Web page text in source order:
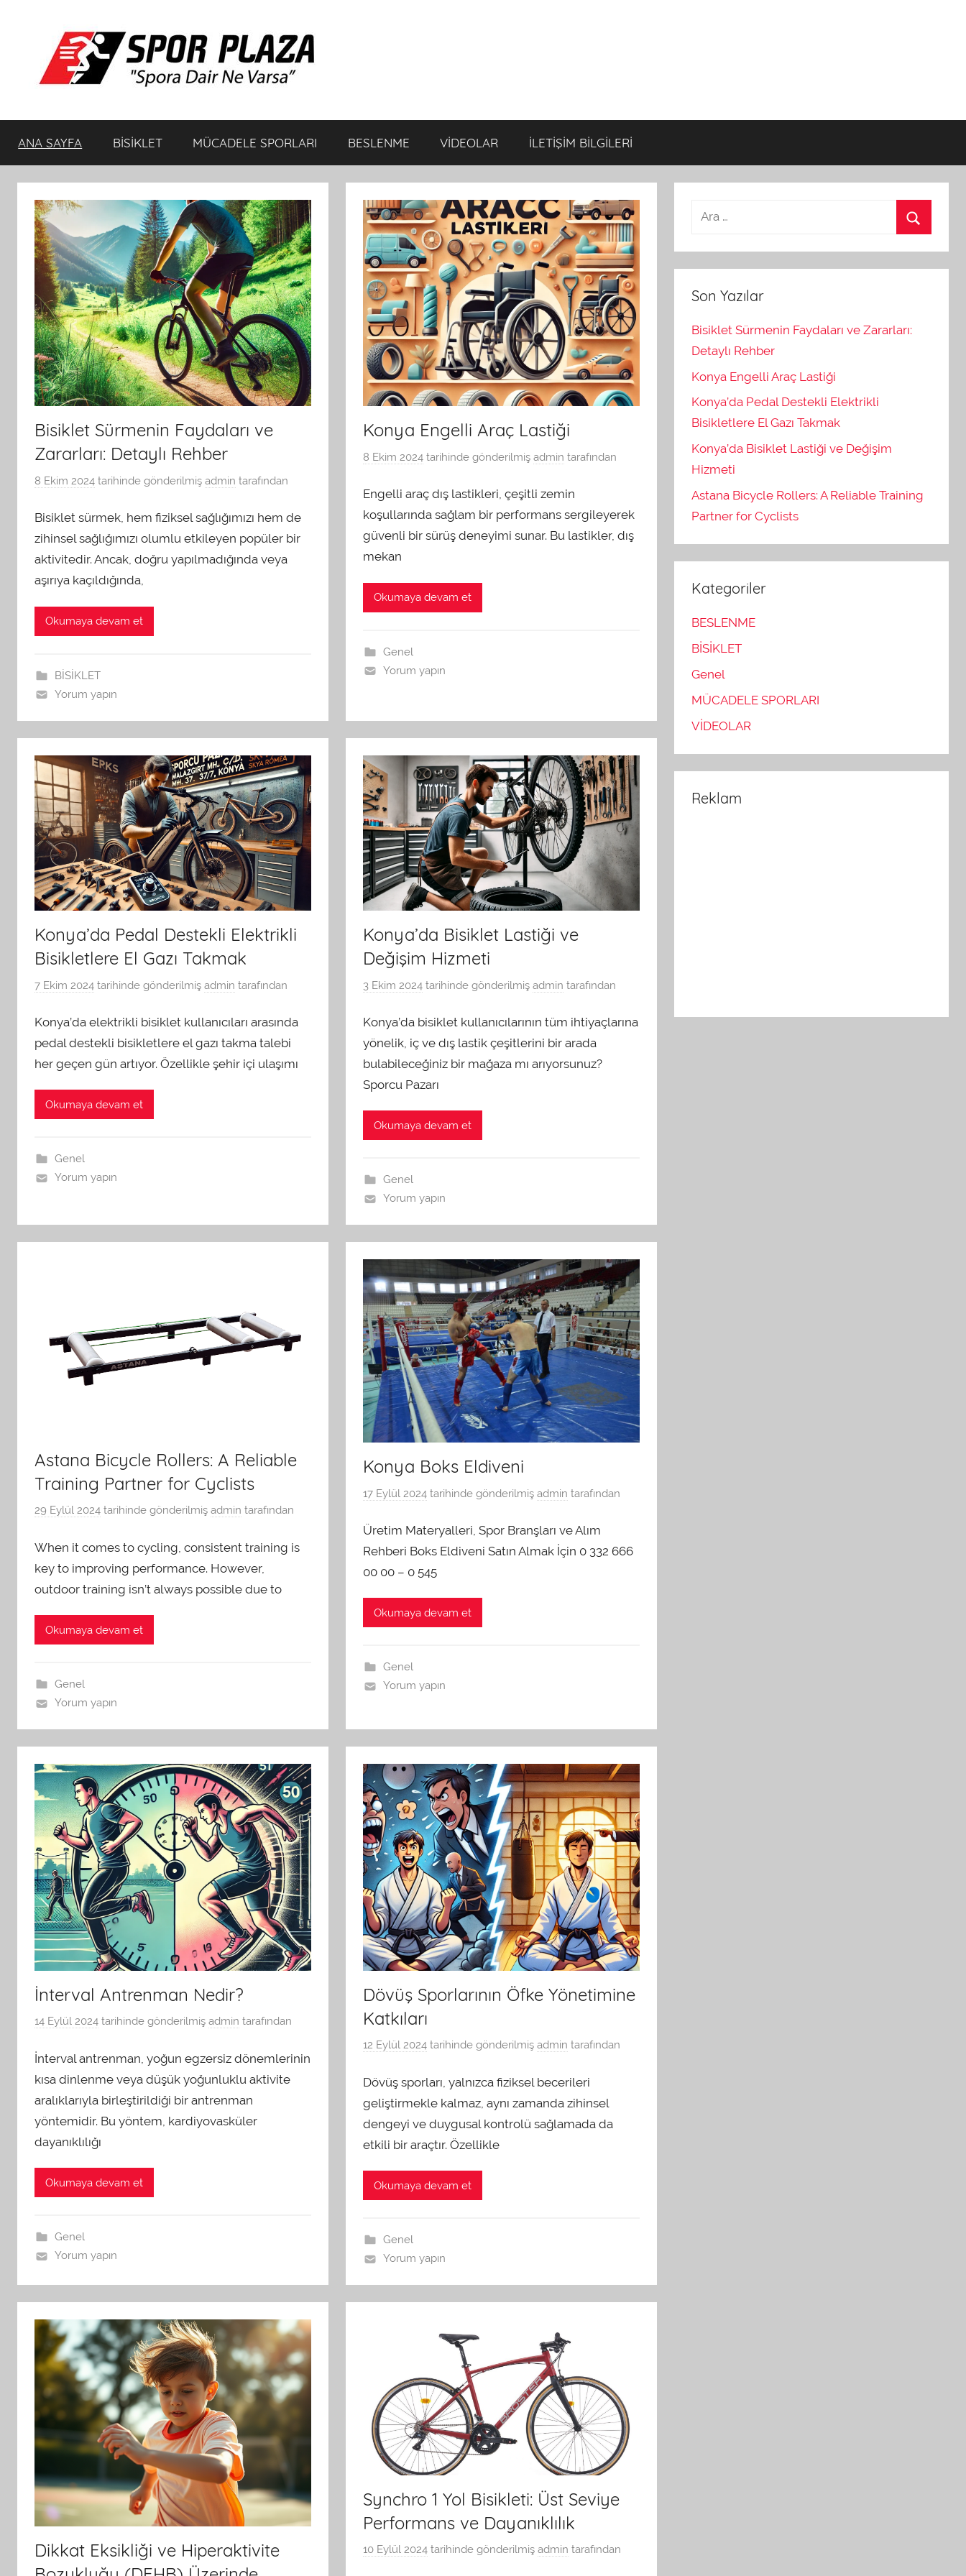
Spor
Plaza
Bisiklet
ve
Spor
Ürünleri
Dair
Ne
ANA SAYFA BİSİKLET MÜCADELE SPORLARI BESLENME VİDEOLAR İLETİŞİM BİLGİLERİ
Bisiklet Sürmenin Faydaları ve
Zararları: Detaylı Rehber
8 Ekim 2024 tarihinde gönderilmiş admin tarafından
Bisiklet sürmek, hem fiziksel sağlığımızı hem de
zihinsel sağlığımızı olumlu etkileyen popüler bir
aktivitedir. Ancak, doğru yapılmadığında veya
aşırıya kaçıldığında,
Okumaya devam et
BİSİKLET
Yorum yapın
Konya Engelli Araç Lastiği
8 Ekim 2024 tarihinde gönderilmiş admin tarafından
Engelli araç dış lastikleri, çeşitli zemin
koşullarında sağlam bir performans sergileyerek
güvenli bir sürüş deneyimi sunar. Bu lastikler, dış
mekan
Okumaya devam et
Genel
Yorum yapın
Konya’da Pedal Destekli Elektrikli
Bisikletlere El Gazı Takmak
7 Ekim 2024 tarihinde gönderilmiş admin tarafından
Konya’da elektrikli bisiklet kullanıcıları arasında
pedal destekli bisikletlere el gazı takma talebi
her geçen gün artıyor. Özellikle şehir içi ulaşımı
Okumaya devam et
Genel
Yorum yapın
Konya’da Bisiklet Lastiği ve
Değişim Hizmeti
3 Ekim 2024 tarihinde gönderilmiş admin tarafından
Konya’da bisiklet kullanıcılarının tüm ihtiyaçlarına
yönelik, iç ve dış lastik çeşitlerini bir arada
bulabileceğiniz bir mağaza mı arıyorsunuz?
Sporcu Pazarı
Okumaya devam et
Genel
Yorum yapın
Astana Bicycle Rollers: A Reliable
Training Partner for Cyclists
29 Eylül 2024 tarihinde gönderilmiş admin tarafından
When it comes to cycling, consistent training is
key to improving performance. However,
outdoor training isn’t always possible due to
Okumaya devam et
Genel
Yorum yapın
Konya Boks Eldiveni
17 Eylül 2024 tarihinde gönderilmiş admin tarafından
Üretim Materyalleri, Spor Branşları ve Alım
Rehberi Boks Eldiveni Satın Almak İçin 0 332 666
00 00 – 0 545
Okumaya devam et
Genel
Yorum yapın
İnterval Antrenman Nedir?
14 Eylül 2024 tarihinde gönderilmiş admin tarafından
İnterval antrenman, yoğun egzersiz dönemlerinin
kısa dinlenme veya düşük yoğunluklu aktivite
aralıklarıyla birleştirildiği bir antrenman
yöntemidir. Bu yöntem, kardiyovasküler
dayanıklılığı
Okumaya devam et
Genel
Yorum yapın
Dövüş Sporlarının Öfke Yönetimine
Katkıları
12 Eylül 2024 tarihinde gönderilmiş admin tarafından
Dövüş sporları, yalnızca fiziksel becerileri
geliştirmekle kalmaz, aynı zamanda zihinsel
dengeyi ve duygusal kontrolü sağlamada da
etkili bir araçtır. Özellikle
Okumaya devam et
Genel
Yorum yapın
Dikkat Eksikliği ve Hiperaktivite
Synchro 1 Yol Bisikleti: Üst Seviye
Performans ve Dayanıklılık
10 Eylül 2024 tarihinde gönderilmiş admin tarafından
Son Yazılar
Bisiklet Sürmenin Faydaları ve Zararları:
Detaylı Rehber
Konya Engelli Araç Lastiği
Konya’da Pedal Destekli Elektrikli
Bisikletlere El Gazı Takmak
Konya’da Bisiklet Lastiği ve Değişim
Hizmeti
Astana Bicycle Rollers: A Reliable Training
Partner for Cyclists
Kategoriler
BESLENME
BİSİKLET
Genel
MÜCADELE SPORLARI
VİDEOLAR
Reklam